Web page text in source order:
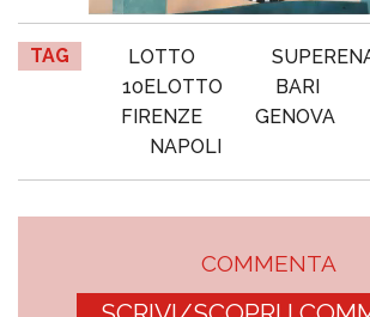
TAG LOTTO
10ELOTTO
BARI
FIRENZE
GENOVA
NAPOLI
COMMENTA